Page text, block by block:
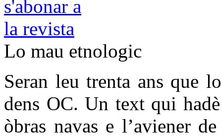
Lo mau etnologic
Seran leu trenta ans que
dens OC. Un text qui
òbras navas e l’aviener